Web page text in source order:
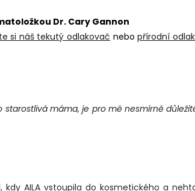
Dr. Cary Gannon
si náš tekutý odlakovač nebopřírodní
máma, je pro mě nesmírně
kdy AILA vstoupila do kosmetického a